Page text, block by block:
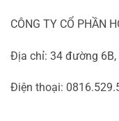
CÔNG TY CỔ PHẦN
Địa chỉ: 34 đường 6B,
Điện thoại: